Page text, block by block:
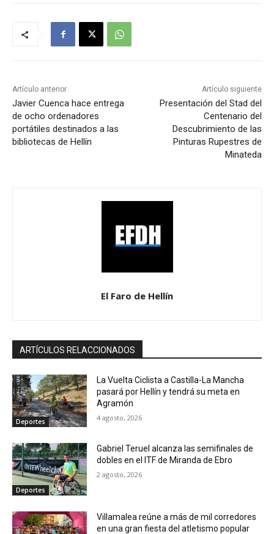
Artículo anterior
Javier Cuenca hace entrega
de ocho ordenadores
portátiles destinados a las
bibliotecas de Hellín
Artículo siguiente
Presentación del Stad del
Centenario del
Descubrimiento de las
Pinturas Rupestres de
Minateda
El Faro de Hellín
ARTÍCULOS RELACCIONADOS
Deportes
La Vuelta Ciclista a Castilla-La Mancha
pasará por Hellín y tendrá su meta en
Agramón
4 agosto, 2026
Deportes
Gabriel Teruel alcanza las semifinales de
dobles en el ITF de Miranda de Ebro
2 agosto, 2026
Villamalea reúne a más de mil corredores
en una gran fiesta del atletismo popular